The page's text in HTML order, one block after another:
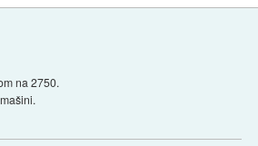
na 2750.